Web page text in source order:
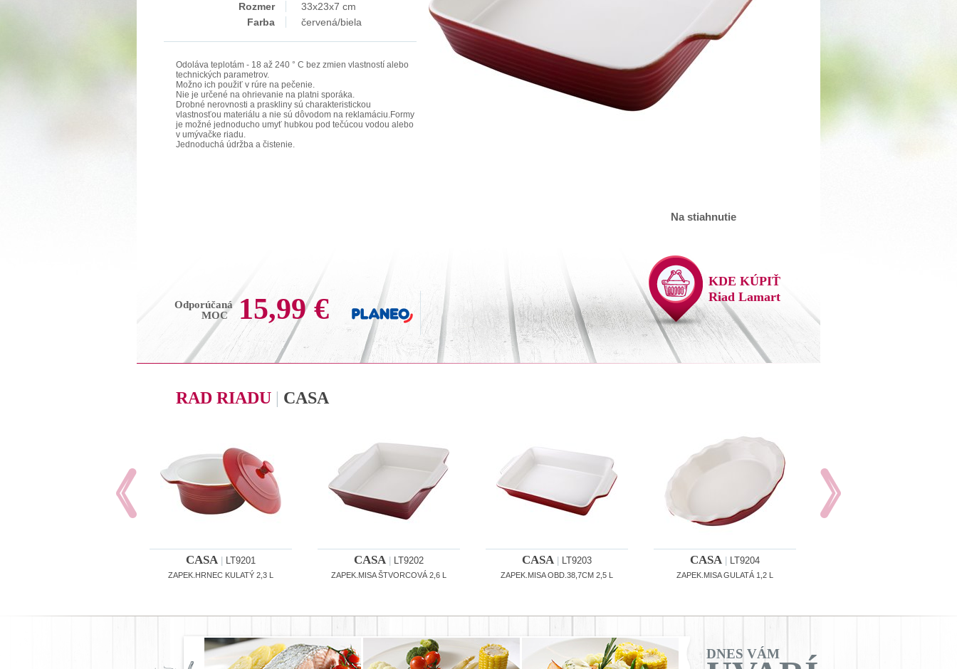
Na stiahnutie
Rozmer
33x23x7 cm
Farba
červená/biela
Odoláva teplotám - 18 až 240 ° C bez zmien vlastností alebo
technických parametrov.
Možno ich použiť v rúre na pečenie.
Nie je určené na ohrievanie na platni sporáka.
Drobné nerovnosti a praskliny sú charakteristickou
vlastnosťou materiálu a nie sú dôvodom na reklamáciu.Formy
je možné jednoducho umyť hubkou pod tečúcou vodou alebo
v umývačke riadu.
Jednoduchá údržba a čistenie.
Odporúčaná
MOC
15,99 €
KDE KÚPIŤ
Riad Lamart
RAD RIADU | CASA
CASA LT9201
ZAPEK.HRNEC KULATÝ 2,3 L
CASA LT9202
ZAPEK.MISA ŠTVORCOVÁ 2,6 L
CASA LT9203
ZAPEK.MISA OBD.38,7CM 2,5 L
CASA LT9204
ZAPEK.MISA GULATÁ 1,2 L
DNES VÁM